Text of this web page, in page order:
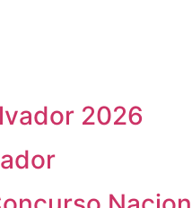
2026